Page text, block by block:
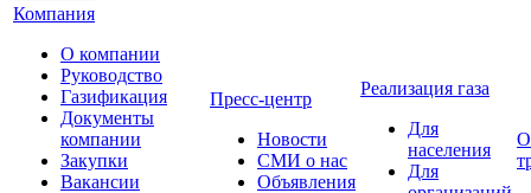
Компания
О компании
Руководство
Газификация
Документы
компании
Закупки
Вакансии
Пресс-центр
Новости
СМИ о нас
Объявления
Реализация газа
Для
населения
Для